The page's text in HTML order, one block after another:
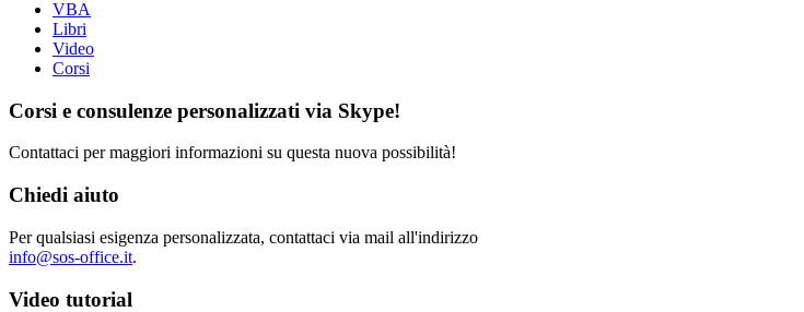
VBA
Libri
Video
Corsi
Corsi e consulenze personalizzati via Skype!
Contattaci per maggiori informazioni su questa nuova possibilità!
Chiedi aiuto
Per qualsiasi esigenza personalizzata, contattaci via mail all'indirizzo
info@sos-office.it.
Video tutorial